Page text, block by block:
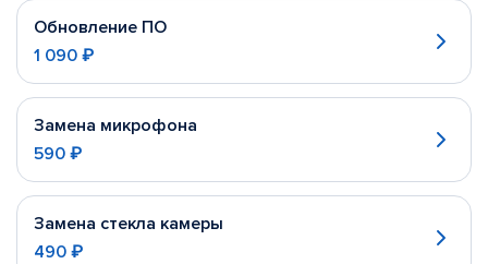
Обновление ПО
1 090 ₽
Замена микрофона
590 ₽
Замена стекла камеры
490 ₽